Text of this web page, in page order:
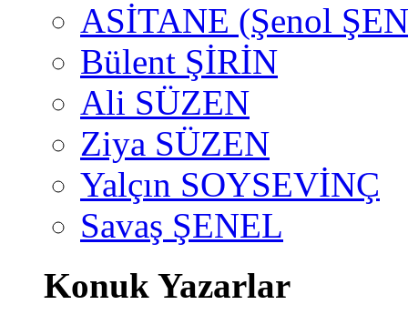
ASİTANE (Şenol
Bülent ŞİRİN
Ali SÜZEN
Ziya SÜZEN
Yalçın SOYSEVİNÇ
Savaş ŞENEL
Konuk Yazarlar